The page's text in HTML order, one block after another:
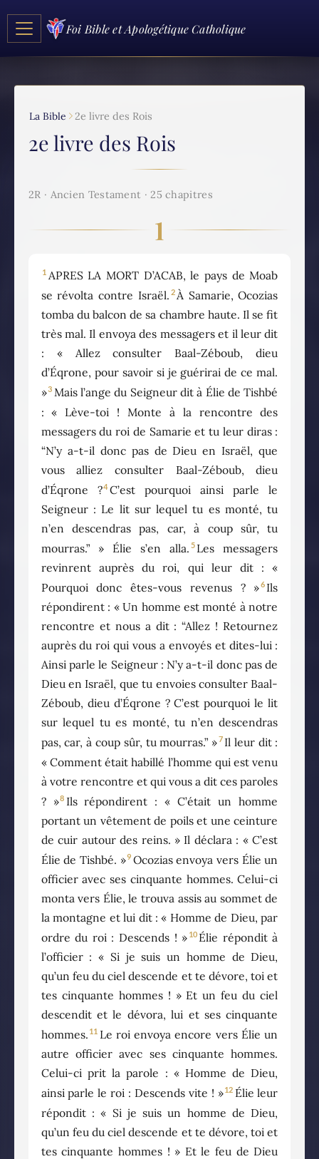
Foi Bible et Apologétique Catholique
La Bible 2e livre des Rois
2e livre des Rois
2R · Ancien Testament · 25 chapitres
1
1 APRES LA MORT D’ACAB, le pays de Moab
se révolta contre Israël. 2À Samarie, Ocozias
tomba du balcon de sa chambre haute. Il se fit
très mal. Il envoya des messagers et il leur dit
: « Allez consulter Baal-Zéboub, dieu
d’Éqrone, pour savoir si je guérirai de ce mal.
»3 Mais l’ange du Seigneur dit à Élie de Tishbé
: « Lève-toi ! Monte à la rencontre des
messagers du roi de Samarie et tu leur diras :
“N’y a-t-il donc pas de Dieu en Israël, que
vous alliez consulter Baal-Zéboub, dieu
d’Éqrone ?4C’est pourquoi ainsi parle le
Seigneur : Le lit sur lequel tu es monté, tu
n’en descendras pas, car, à coup sûr, tu
mourras.” » Élie s’en alla. 5 Les messagers
revinrent auprès du roi, qui leur dit : «
Pourquoi donc êtes-vous revenus ? »6 Ils
répondirent : « Un homme est monté à notre
rencontre et nous a dit : “Allez ! Retournez
auprès du roi qui vous a envoyés et dites-lui :
Ainsi parle le Seigneur : N’y a-t-il donc pas de
Dieu en Israël, que tu envoies consulter Baal-
Zéboub, dieu d’Éqrone ? C’est pourquoi le lit
sur lequel tu es monté, tu n’en descendras
pas, car, à coup sûr, tu mourras.” »7 Il leur dit :
« Comment était habillé l’homme qui est venu
à votre rencontre et qui vous a dit ces paroles
? »8 Ils répondirent : « C’était un homme
portant un vêtement de poils et une ceinture
de cuir autour des reins. » Il déclara : « C’est
Élie de Tishbé. »9 Ocozias envoya vers Élie un
officier avec ses cinquante hommes. Celui-ci
monta vers Élie, le trouva assis au sommet de
la montagne et lui dit : « Homme de Dieu, par
ordre du roi : Descends ! » 10 Élie répondit à
l’officier : « Si je suis un homme de Dieu,
qu’un feu du ciel descende et te dévore, toi et
tes cinquante hommes ! » Et un feu du ciel
descendit et le dévora, lui et ses cinquante
hommes. 11 Le roi envoya encore vers Élie un
autre officier avec ses cinquante hommes.
Celui-ci prit la parole : « Homme de Dieu,
ainsi parle le roi : Descends vite ! »12 Élie leur
répondit : « Si je suis un homme de Dieu,
qu’un feu du ciel descende et te dévore, toi et
tes cinquante hommes ! » Et le feu de Dieu